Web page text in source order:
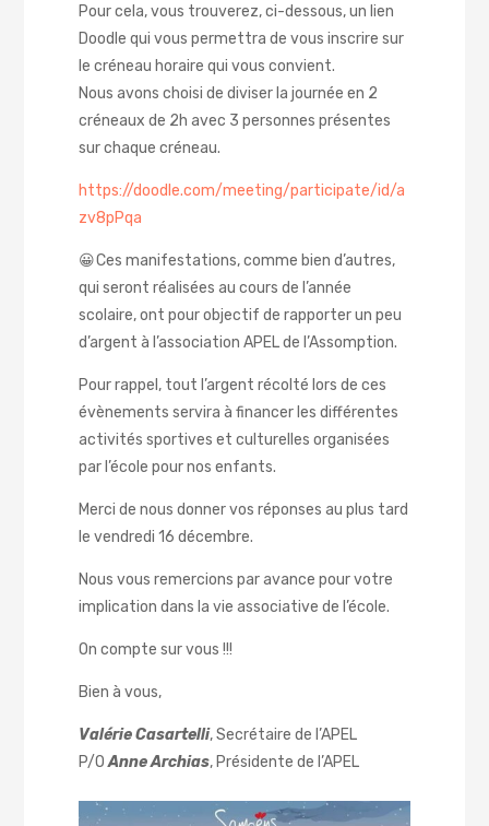
Pour cela, vous trouverez, ci-dessous, un lien
Doodle qui vous permettra de vous inscrire sur
le créneau horaire qui vous convient.
Nous avons choisi de diviser la journée en 2
créneaux de 2h avec 3 personnes présentes
sur chaque créneau.
https://doodle.com/meeting/participate/id/a
zv8pPqa
😀 Ces manifestations, comme bien d’autres,
qui seront réalisées au cours de l’année
scolaire, ont pour objectif de rapporter un peu
d’argent à l’association APEL de l’Assomption.
Pour rappel, tout l’argent récolté lors de ces
évènements servira à financer les différentes
activités sportives et culturelles organisées
par l’école pour nos enfants.
Merci de nous donner vos réponses au plus tard
le vendredi 16 décembre.
Nous vous remercions par avance pour votre
implication dans la vie associative de l’école.
On compte sur vous !!!
Bien à vous,
Valérie Casartelli, Secrétaire de l’APEL
P/OAnne Archias, Présidente de l’APEL